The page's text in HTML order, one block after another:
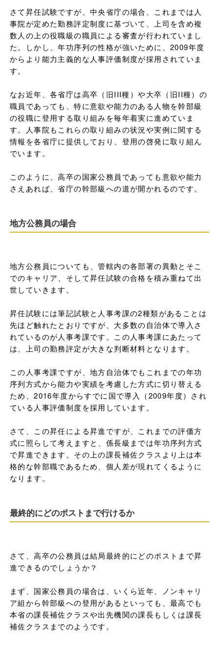
さて昇任試験ですが、中央省庁の場合、これまでは人
事院が定めた勤務評定制度に基づいて、上司を含め複
数人の上の役職級の職員による審査が行われていまし
た。しかし、年功序列の性格が強いために、2009年度
からより能力主義的な人事評価制度が採用されていま
す。
なお近年、各省庁は高卒（旧III種）や大卒（旧II種）の
職員であっても、特に意欲や能力のある人物を幹部級
の役職に登用する取り組みを毎年着実に進めていま
す。人事院もこれらの取り組みの状況や実例に関する
情報を各省庁に提供しており、登用の啓発に取り組ん
でいます。
このように、高卒の国家公務員であっても意欲や能力
さえあれば、省庁の幹部級への道が開かれるのです。
地方公務員の場合
地方公務員についても、管轄内の各部署の異動とそこ
でのキャリア、そして昇任試験の合格を積み重ねて出
世していきます。
昇任試験には筆記試験と人事考課の2種類があることは
先ほど触れたとおりですが、大多数の自治体で導入さ
れているのが人事考課です。この人事考課にあたって
は、上司の勤務評定が大きな判断材料となります。
この人事考課ですが、地方自治体でもこれまでの年功
序列方式から能力や実績を考慮した方式に切り替える
ため、2016年度からすでに国で導入（2009年度）され
ている人事評価制度を採用しています。
さて、この昇任による昇進ですが、これまでの評価方
式に照らして考えますと、係長級までは年功序列方式
で昇進できます。その上の課長補佐クラスより上は本
格的な幹部職であるため、個人差が現れてくるように
なります。
最終的にどのポストまで行けるか
さて、高卒の公務員は結局最終的にどのポストまで昇
進できるのでしょうか？
まず、国家公務員の場合は、いくら近年、ノンキャリ
ア組から幹部級への登用があるといっても、最高でも
本省の課長補佐クラスや出先機関の課長もしくは課長
補佐クラスまでのようです。